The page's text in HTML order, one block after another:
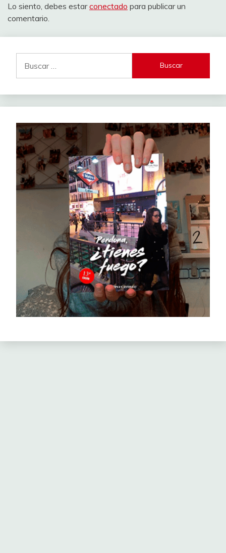
Lo siento, debes estarconectado para publicar un
comentario.